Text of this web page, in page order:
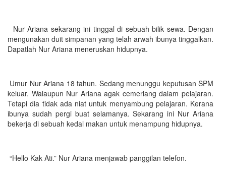
Nur Ariana sekarang ini tinggal di sebuah bilik sewa. Dengan
mengunakan duit simpanan yang telah arwah ibunya tinggalkan.
Dapatlah Nur Ariana meneruskan hidupnya.
Umur Nur Ariana 18 tahun. Sedang menunggu keputusan SPM
keluar. Walaupun Nur Ariana agak cemerlang dalam pelajaran.
Tetapi dia tidak ada niat untuk menyambung pelajaran. Kerana
ibunya sudah pergi buat selamanya. Sekarang ini Nur Ariana
bekerja di sebuah kedai makan untuk menampung hidupnya.
“Hello Kak Ati.” Nur Ariana menjawab panggilan telefon.